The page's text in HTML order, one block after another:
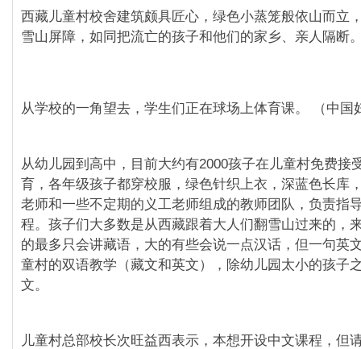
西藏儿童村校舍建筑颇具匠心，绿色小蒸笼般依山而立
雪山屏障，如同把流亡的孩子和他们的家乡、亲人隔断
从学校的一角望去，学生们正在球场上体育课。 （中国
从幼儿园到高中，目前大约有2000孩子在儿童村免费接
育，各年级孩子都穿校服，绿色针织上衣，深蓝色长库
老师和一些不定期的义工老师组成的教师团队，负责指
程。孩子们大多数是从西藏跟着大人们翻雪山过来的，
的最多只会讲藏语，大的有些会说一点汉话，但一句英
童村的双语教学（藏文和英文），除幼儿园太小的孩子
文。
儿童村总部校长次旺益西表示，本想开设中文课程，但